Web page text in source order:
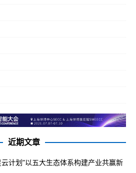
近期文章
计划”以五大生态体系构建产业共赢新